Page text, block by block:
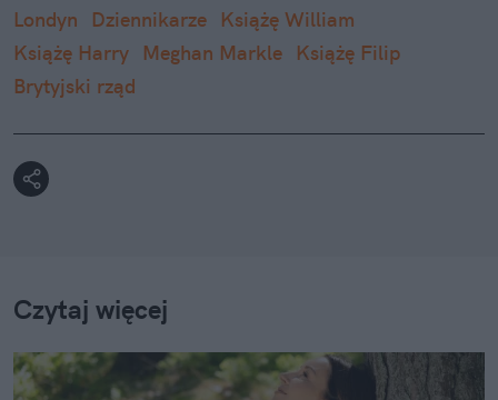
Londyn
Dziennikarze
Książę William
Książę Harry
Meghan Markle
Książę Filip
Brytyjski rząd
Czytaj więcej